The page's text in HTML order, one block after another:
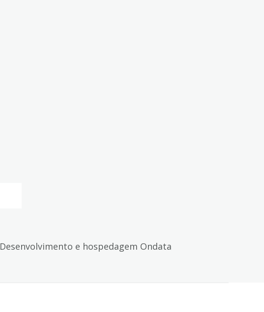
Desenvolvimento e hospedagem Ondata